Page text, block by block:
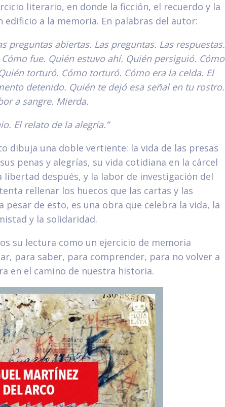
literario, en donde la ficción, el recuerdo y la
a la memoria. En palabras del autor:
preguntas abiertas. Las preguntas. Las respuestas.
fue. Quién estuvo ahí. Quién persiguió. Cómo
torturó. Cómo torturó. Cómo era la celda. El
detenido. Quién te dejó esa señal en tu rostro.
a sangre. Mierda.
El relato de la alegría.”
dibuja una doble vertiente: la vida de las presas
penas y alegrías, su vida cotidiana en la cárcel
después, y la labor de investigación del
rellenar los huecos que las cartas y las
pesar de esto, es una obra que celebra la vida, la
y la solidaridad.
su lectura como un ejercicio de memoria
para saber, para comprender, para no volver a
en el camino de nuestra historia.